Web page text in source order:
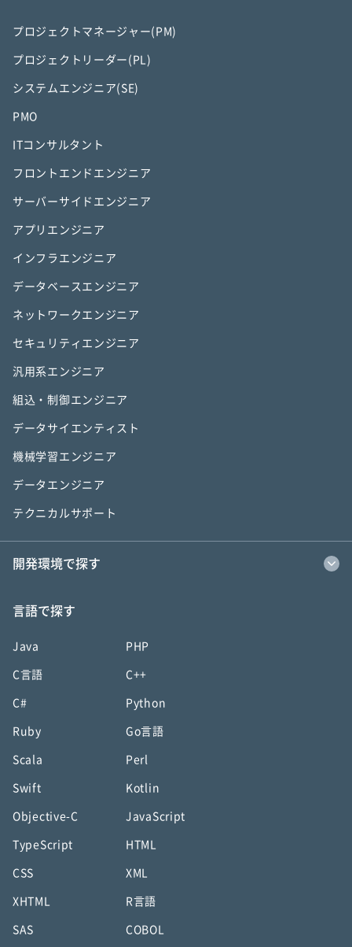
プロジェクトマネージャー(PM)
プロジェクトリーダー(PL)
システムエンジニア(SE)
PMO
ITコンサルタント
フロントエンドエンジニア
サーバーサイドエンジニア
アプリエンジニア
インフラエンジニア
データベースエンジニア
ネットワークエンジニア
セキュリティエンジニア
汎用系エンジニア
組込・制御エンジニア
データサイエンティスト
機械学習エンジニア
データエンジニア
テクニカルサポート
開発環境で探す
言語で探す
Java PHP
C言語 C++
C# Python
Ruby Go言語
Scala Perl
Swift Kotlin
Objective-C JavaScript
TypeScript HTML
CSS XML
XHTML R言語
SAS COBOL